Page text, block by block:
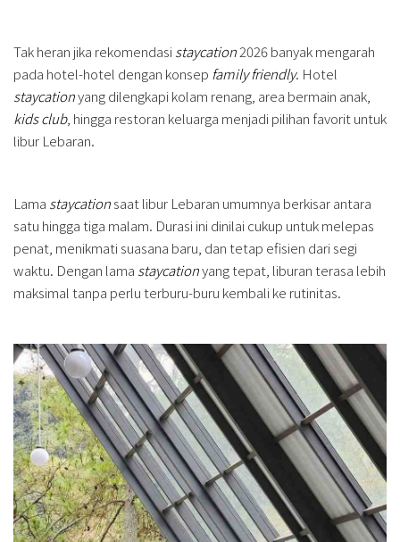
Tak heran jika rekomendasi staycation2026 banyak mengarah
pada hotel-hotel dengan konsep family friendly. Hotel
staycationyang dilengkapi kolam renang, area bermain anak,
kids club, hingga restoran keluarga menjadi pilihan favorit untuk
libur Lebaran.
Lama staycationsaat libur Lebaran umumnya berkisar antara
satu hingga tiga malam. Durasi ini dinilai cukup untuk melepas
penat, menikmati suasana baru, dan tetap efisien dari segi
waktu. Dengan lama staycationyang tepat, liburan terasa lebih
maksimal tanpa perlu terburu-buru kembali ke rutinitas.